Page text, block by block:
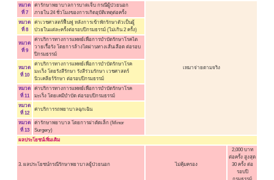
หมวด
ที่ 7
ค่ารักษาพยาบาลการบาดเจ็บ กรณีผู้ป่วยนอก
ภายใน 24 ชั่วโมงของการเกิดอุบัติเหตุต่อครั้ง
เหมาจ่ายตามจริง
หมวด
ที่ 8
ค่าเวชศาสตร์ฟื้นฟู หลังการเข้าพักรักษาตัวเป็นผู้
ป่วยในแต่ละครั้งต่อรอบปีกรมธรรม์ (ไม่เกิน 2 ครั้ง)
หมวด
ที่ 9
ค่าบริการทางการแพทย์เพื่อการบำบัดรักษาโรคไต
วายเรื้อรัง โดยการล้างไตผ่านทางเส้นเลือด ต่อรอบ
ปีกรมธรรม์
หมวด
ที่ 10
ค่าบริการทางการแพทย์เพื่อการบำบัดรักษาโรค
มะเร็ง โดยรังสีรักษา รังสีร่วมรักษา เวชศาสตร์
นิวเคลียร์รักษา ต่อรอบปีกรมธรรม์
หมวด
ที่ 11
ค่าบริการทางการแพทย์เพื่อการบำบัดรักษาโรค
มะเร็ง โดยเคมีบำบัด ต่อรอบปีกรมธรรม์
หมวด
ที่ 12
ค่าบริการรถพยาบาลฉุกเฉิน
หมวด
ที่ 13
ค่ารักษาพยาบาล โดยการผ่าตัดเล็ก (Minor
Surgery)
ผลประโยชน์เพิ่มเติม
3. ผลประโยชน์กรณีรักษาพยาบาลผู้ป่วยนอก ไม่คุ้มครอง
2,000 บาท
ต่อครั้ง สูงสุด
30 ครั้ง ต่อ
รอบปี